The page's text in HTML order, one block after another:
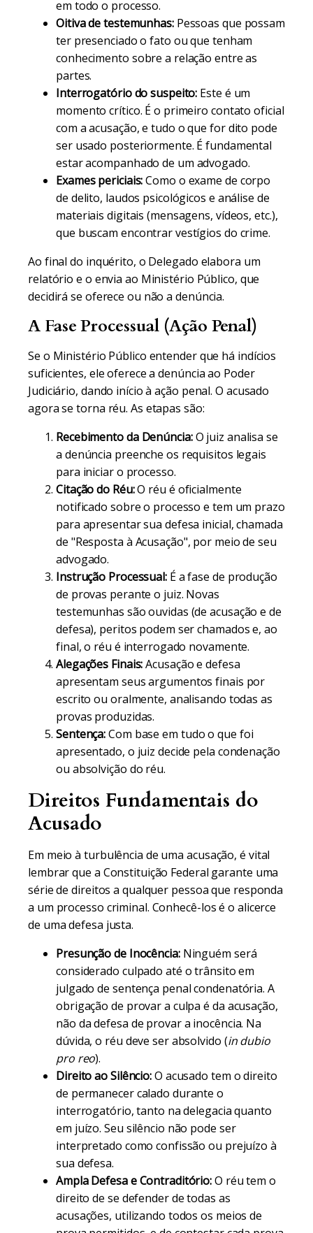
em todo o processo.
Oitiva de testemunhas:Pessoas que possam
ter presenciado o fato ou que tenham
conhecimento sobre a relação entre as
partes.
Interrogatório do suspeito: Este é um
momento crítico. É o primeiro contato oficial
com a acusação, e tudo o que for dito pode
ser usado posteriormente. É fundamental
estar acompanhado de um advogado.
Exames periciais:Como o exame de corpo
de delito, laudos psicológicos e análise de
materiais digitais (mensagens, vídeos, etc.),
que buscam encontrar vestígios do crime.
Ao final do inquérito, o Delegado elabora um
relatório e o envia ao Ministério Público, que
decidirá se oferece ou não a denúncia.
A Fase Processual (Ação Penal)
Se o Ministério Público entender que há indícios
suficientes, ele oferece a denúncia ao Poder
Judiciário, dando início à ação penal. O acusado
agora se torna réu. As etapas são:
Recebimento da Denúncia:O juiz analisa se
a denúncia preenche os requisitos legais
para iniciar o processo.
Citação do Réu:O réu é oficialmente
notificado sobre o processo e tem um prazo
para apresentar sua defesa inicial, chamada
de "Resposta à Acusação", por meio de seu
advogado.
Instrução Processual:É a fase de produção
de provas perante o juiz. Novas
testemunhas são ouvidas (de acusação e de
defesa), peritos podem ser chamados e, ao
final, o réu é interrogado novamente.
Alegações Finais:Acusação e defesa
apresentam seus argumentos finais por
escrito ou oralmente, analisando todas as
provas produzidas.
Sentença:Com base em tudo o que foi
apresentado, o juiz decide pela condenação
ou absolvição do réu.
Direitos Fundamentais do
Acusado
Em meio à turbulência de uma acusação, é vital
lembrar que a Constituição Federal garante uma
série de direitos a qualquer pessoa que responda
a um processo criminal. Conhecê-los é o alicerce
de uma defesa justa.
Presunção de Inocência:Ninguém será
considerado culpado até o trânsito em
julgado de sentença penal condenatória. A
obrigação de provar a culpa é da acusação,
não da defesa de provar a inocência. Na
dúvida, o réu deve ser absolvido (in dubio
pro reo).
Direito ao Silêncio:O acusado tem o direito
de permanecer calado durante o
interrogatório, tanto na delegacia quanto
em juízo. Seu silêncio não pode ser
interpretado como confissão ou prejuízo à
sua defesa.
Ampla Defesa e Contraditório:O réu tem o
direito de se defender de todas as
acusações, utilizando todos os meios de